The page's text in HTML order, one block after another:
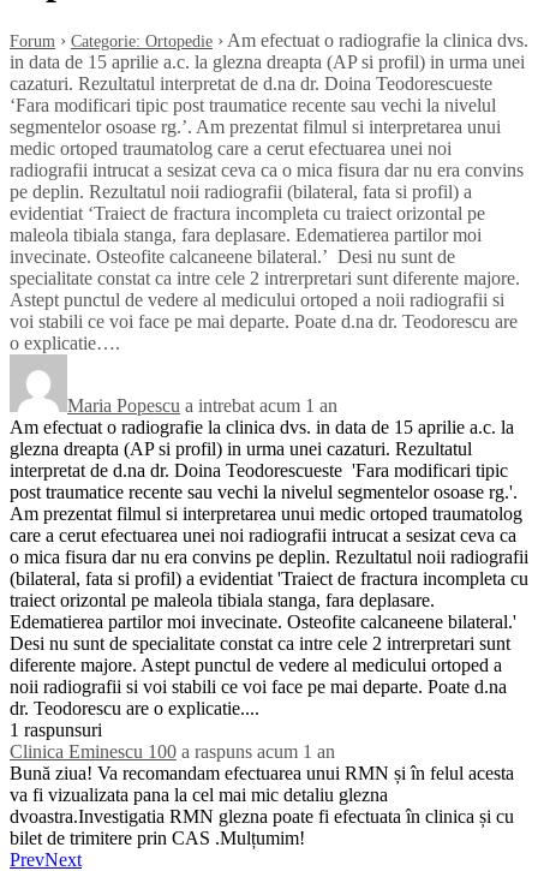
Forum › Categorie: Ortopedie › Am efectuat o radiografie la clinica dvs.
in data de 15 aprilie a.c. la glezna dreapta (AP si profil) in urma unei
cazaturi. Rezultatul interpretat de d.na dr. Doina Teodorescueste
‘Fara modificari tipic post traumatice recente sau vechi la nivelul
segmentelor osoase rg.’. Am prezentat filmul si interpretarea unui
medic ortoped traumatolog care a cerut efectuarea unei noi
radiografii intrucat a sesizat ceva ca o mica fisura dar nu era convins
pe deplin. Rezultatul noii radiografii (bilateral, fata si profil) a
evidentiat ‘Traiect de fractura incompleta cu traiect orizontal pe
maleola tibiala stanga, fara deplasare. Edematierea partilor moi
invecinate. Osteofite calcaneene bilateral.’ Desi nu sunt de
specialitate constat ca intre cele 2 intrerpretari sunt diferente majore.
Astept punctul de vedere al medicului ortoped a noii radiografii si
voi stabili ce voi face pe mai departe. Poate d.na dr. Teodorescu are
o explicatie….
Maria Popescu a intrebat acum 1 an
Am efectuat o radiografie la clinica dvs. in data de 15 aprilie a.c. la
glezna dreapta (AP si profil) in urma unei cazaturi. Rezultatul
interpretat de d.na dr. Doina Teodorescueste 'Fara modificari tipic
post traumatice recente sau vechi la nivelul segmentelor osoase rg.'.
Am prezentat filmul si interpretarea unui medic ortoped traumatolog
care a cerut efectuarea unei noi radiografii intrucat a sesizat ceva ca
o mica fisura dar nu era convins pe deplin. Rezultatul noii radiografii
(bilateral, fata si profil) a evidentiat 'Traiect de fractura incompleta cu
traiect orizontal pe maleola tibiala stanga, fara deplasare.
Edematierea partilor moi invecinate. Osteofite calcaneene bilateral.'
Desi nu sunt de specialitate constat ca intre cele 2 intrerpretari sunt
diferente majore. Astept punctul de vedere al medicului ortoped a
noii radiografii si voi stabili ce voi face pe mai departe. Poate d.na
dr. Teodorescu are o explicatie....
1 raspunsuri
Clinica Eminescu 100 a raspuns acum 1 an
Bună ziua! Va recomandam efectuarea unui RMN și în felul acesta
va fi vizualizata pana la cel mai mic detaliu glezna
dvoastra.Investigatia RMN glezna poate fi efectuata în clinica și cu
bilet de trimitere prin CAS .Mulțumim!
PrevNext